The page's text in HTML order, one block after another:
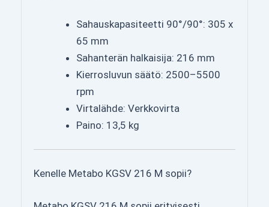
Sahauskapasiteetti 90°/90°: 305 x
65 mm
Sahanterän halkaisija: 216 mm
Kierrosluvun säätö: 2500–5500
rpm
Virtalähde: Verkkovirta
Paino: 13,5 kg
Kenelle Metabo KGSV 216 M sopii?